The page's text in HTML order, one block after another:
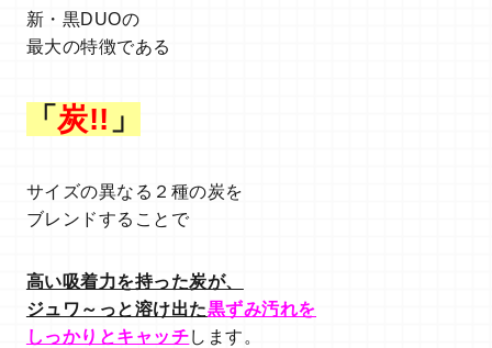
新・黒DUOの
最大の特徴である
「炭!! 」
サイズの異なる２種の炭を
ブレンドすることで
高い吸着力を持った炭が、
ジュワ～っと溶け出た黒ずみ汚れを
しっかりとキャッチします。